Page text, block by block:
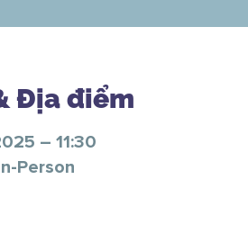
Địa điểm
– 11:30
Person